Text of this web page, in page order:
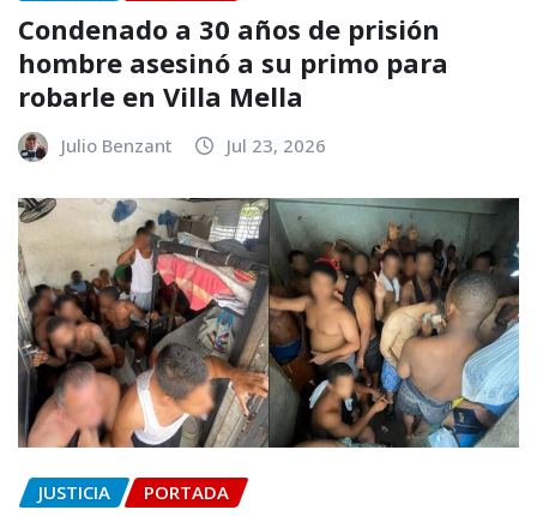
Condenado a 30 años de prisión
hombre asesinó a su primo para
robarle en Villa Mella
Julio Benzant Jul 23, 2026
JUSTICIA PORTADA